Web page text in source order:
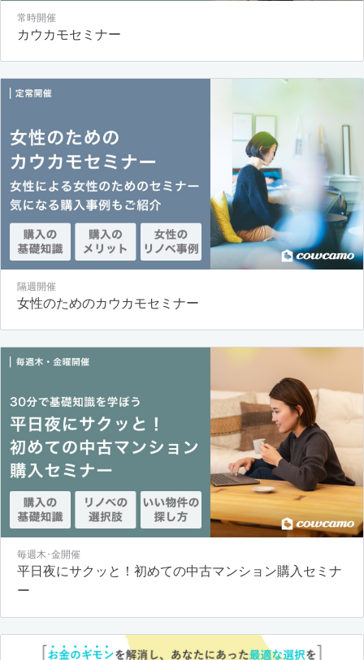
常時開催
カウカモセミナー
隔週開催
女性のためのカウカモセミナー
毎週木･金開催
平日夜にサクッと！初めての中古マンション購入セミナ
ー